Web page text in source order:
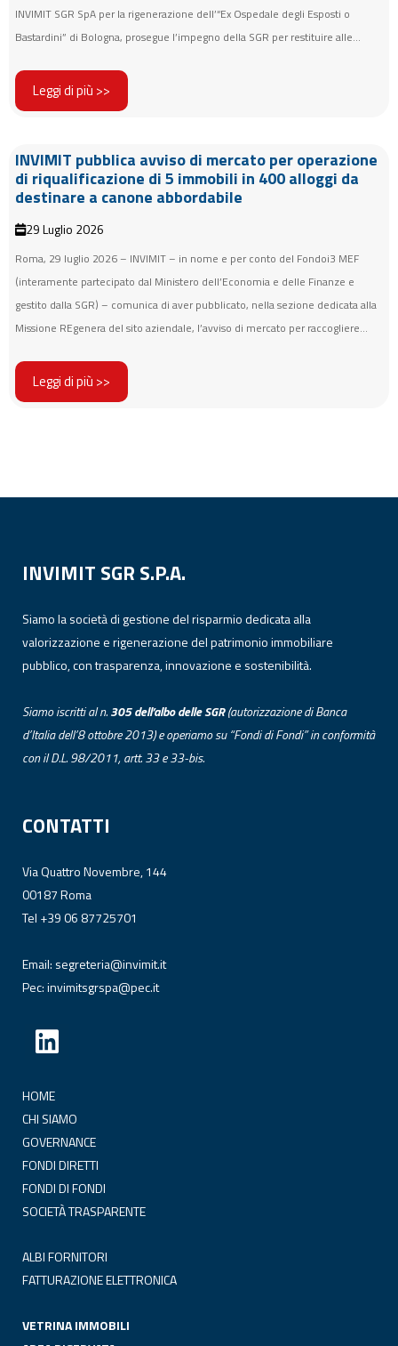
INVIMIT SGR SpA per la rigenerazione dell’“Ex Ospedale degli Esposti o
Bastardini” di Bologna, prosegue l’impegno della SGR per restituire alle...
Leggi di più >>
INVIMIT pubblica avviso di mercato per operazione
di riqualificazione di 5 immobili in 400 alloggi da
destinare a canone abbordabile
29 Luglio 2026
Roma, 29 luglio 2026 – INVIMIT – in nome e per conto del Fondoi3 MEF
(interamente partecipato dal Ministero dell’Economia e delle Finanze e
gestito dalla SGR) – comunica di aver pubblicato, nella sezione dedicata alla
Missione REgenera del sito aziendale, l’avviso di mercato per raccogliere...
Leggi di più >>
INVIMIT SGR S.P.A.
Siamo la società di gestione del risparmio dedicata alla
valorizzazione e rigenerazione del patrimonio immobiliare
pubblico, con trasparenza, innovazione e sostenibilità.
Siamo iscritti al n.305 dell’albodelleSGR(autorizzazione di Banca
d’Italia dell’8 ottobre 2013) e operiamo su “Fondi di Fondi” in conformità
con il D.L. 98/2011, artt. 33 e 33-bis.
CONTATTI
Via Quattro Novembre, 144
00187 Roma
Tel +39 06 87725701
Email: segreteria@invimit.it
Pec:invimitsgrspa@pec.it
HOME
CHI SIAMO
GOVERNANCE
FONDI DIRETTI
FONDI DI FONDI
SOCIETÀ TRASPARENTE
ALBI FORNITORI
FATTURAZIONE ELETTRONICA
VETRINA IMMOBILI